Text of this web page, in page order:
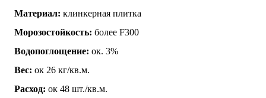
Материал: клинкерная плитка
Морозостойкость: более F300
Водопоглощение: ок. 3%
Вес: ок 26 кг/кв.м.
Расход: ок 48 шт./кв.м.